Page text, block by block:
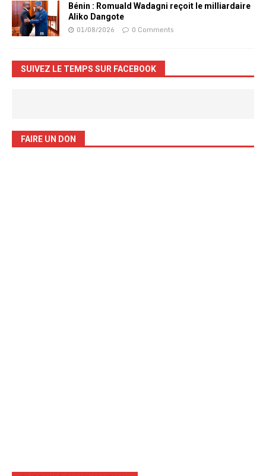
Bénin : Romuald Wadagni reçoit le milliardaire
Aliko Dangote
01/08/2026 0 Comments
SUIVEZ LE TEMPS SUR FACEBOOK
FAIRE UN DON